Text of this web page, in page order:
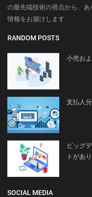
の最先端技術の視点から、
情報をお届けします
RANDOM POSTS
小売お
支払人
ビッグ
トがあ
SOCIAL MEDIA